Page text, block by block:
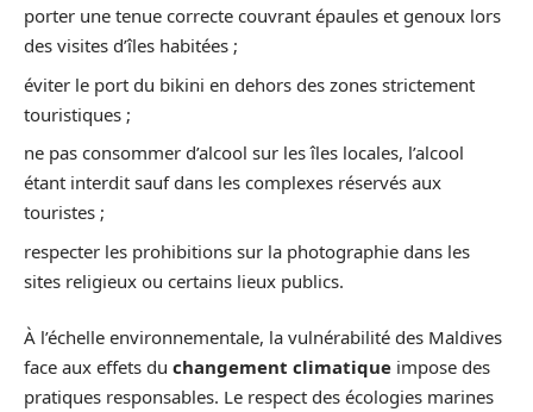
porter une tenue correcte couvrant épaules et genoux lors
des visites d’îles habitées ;
éviter le port du bikini en dehors des zones strictement
touristiques ;
ne pas consommer d’alcool sur les îles locales, l’alcool
étant interdit sauf dans les complexes réservés aux
touristes ;
respecter les prohibitions sur la photographie dans les
sites religieux ou certains lieux publics.
À l’échelle environnementale, la vulnérabilité des Maldives
face aux effets du changement climatique impose des
pratiques responsables. Le respect des écologies marines